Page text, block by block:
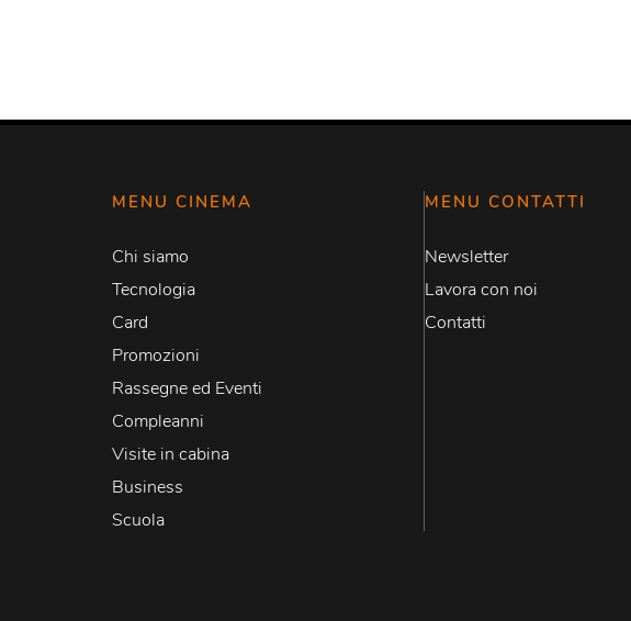
MENU CINEMA
Chi siamo
Tecnologia
Card
Promozioni
Rassegne ed Eventi
Compleanni
Visite in cabina
Business
Scuola
MENU CONTATTI
Newsletter
Lavora con noi
Contatti